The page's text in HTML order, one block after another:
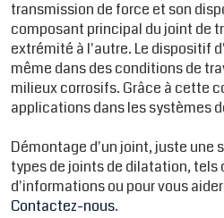
transmission de force et son
composant principal du joint de
extrémité à l'autre. Le dispositif
même dans des conditions de
milieux corrosifs. Grâce à cette
applications dans les systèmes
Démontage d'un joint, juste une
types de joints de dilatation, tels
d'informations ou pour vous
Contactez-nous.